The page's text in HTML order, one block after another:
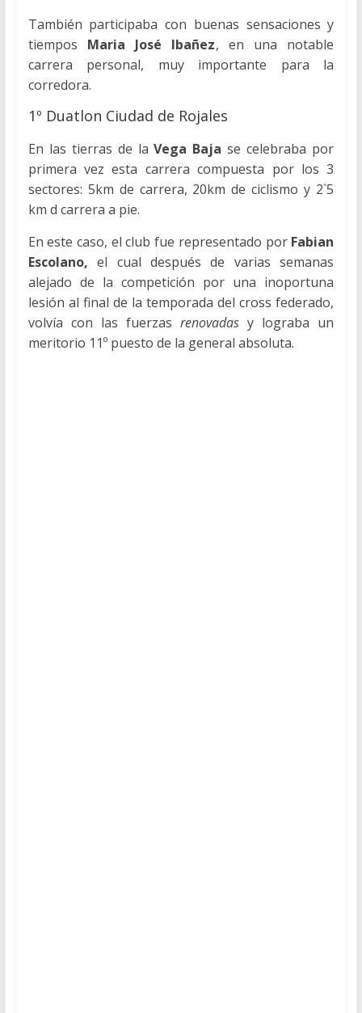
También participaba con buenas sensaciones y
tiempos Maria José Ibañez, en una notable
carrera personal, muy importante para la
corredora.
1º Duatlon Ciudad de Rojales
En las tierras de laVega Baja se celebraba por
primera vez esta carrera compuesta por los 3
sectores: 5km de carrera, 20km de ciclismo y 2`5
km d carrera a pie.
En este caso, el club fue representado por Fabian
Escolano, el cual después de varias semanas
alejado de la competición por una inoportuna
lesión al final de la temporada del cross federado,
volvía con las fuerzasrenovadas y lograba un
meritorio 11º puesto de la general absoluta.